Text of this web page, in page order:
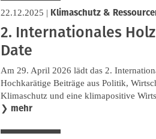
22.12.2025 | Klimaschutz &
2. Internationales
Date
Am 29. April 2026 lädt das 2.
Hochkarätige Beiträge aus Politik,
Klimaschutz und eine klimapositive
❯ mehr